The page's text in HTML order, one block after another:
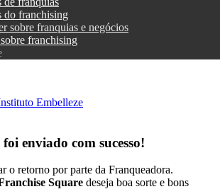
do franchising
sobre franquias e negócios
franchising
Embelleze
enviado com sucesso!
o retorno por parte da Franqueadora.
Square deseja boa sorte e bons